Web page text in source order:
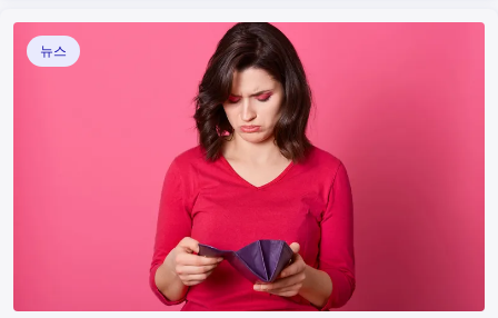
에서 자신의 이미지를 삭제하는 방법을 알아보세요.
뉴스